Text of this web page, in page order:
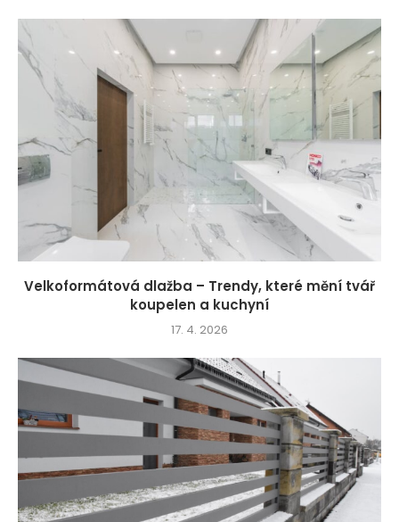
Velkoformátová dlažba – Trendy, které mění tvář
koupelen a kuchyní
17. 4. 2026